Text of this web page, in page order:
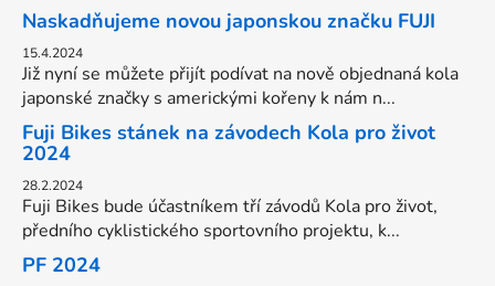
Naskadňujeme novou japonskou značku FUJI
15.4.2024
Již nyní se můžete přijít podívat na nově objednaná kola
japonské značky s americkými kořeny k nám n...
Fuji Bikes stánek na závodech Kola pro život
2024
28.2.2024
Fuji Bikes bude účastníkem tří závodů Kola pro život,
předního cyklistického sportovního projektu, k...
PF 2024